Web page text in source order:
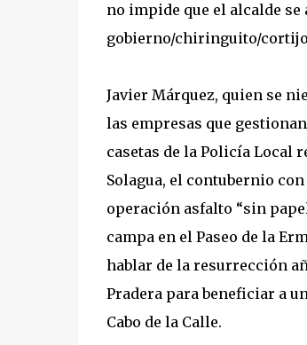
no impide que el alcalde
gobierno/chiringuito/
Javier Márquez, quien se
las empresas que
casetas de la Policía Local
Solagua, el contubernio
operación asfalto “sin
campa en el Paseo de la
hablar de la resurrección
Pradera para beneficiar a
Cabo de la Calle.